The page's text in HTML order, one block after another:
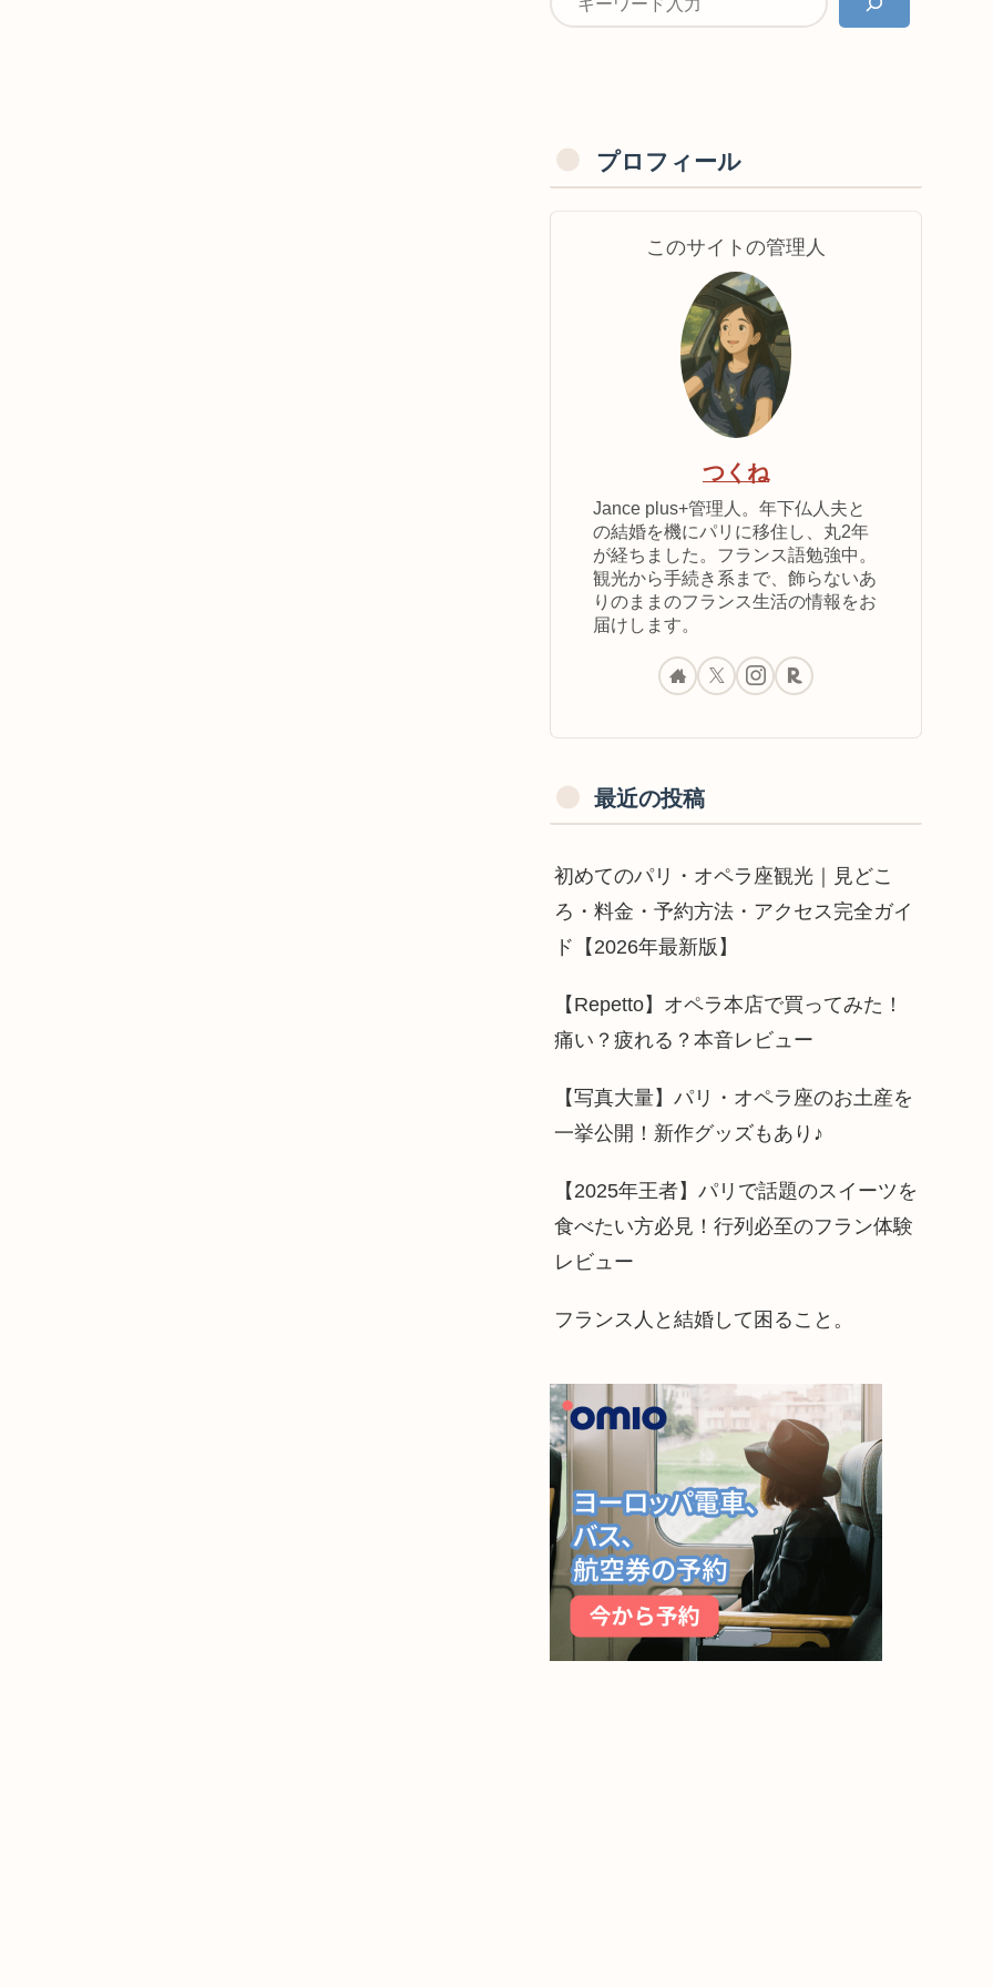
プロフィール
このサイトの管理人
つくね
Jance plus+管理人。年下仏人夫と
の結婚を機にパリに移住し、丸2年
が経ちました。フランス語勉強中。
観光から手続き系まで、飾らないあ
りのままのフランス生活の情報をお
届けします。
最近の投稿
初めてのパリ・オペラ座観光｜見どこ
ろ・料金・予約方法・アクセス完全ガイ
ド【2026年最新版】
【Repetto】オペラ本店で買ってみた！
痛い？疲れる？本音レビュー
【写真大量】パリ・オペラ座のお土産を
一挙公開！新作グッズもあり♪
【2025年王者】パリで話題のスイーツを
食べたい方必見！行列必至のフラン体験
レビュー
フランス人と結婚して困ること。